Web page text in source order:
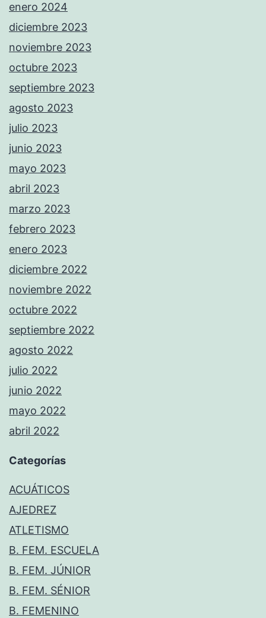
enero 2024
diciembre 2023
noviembre 2023
octubre 2023
septiembre 2023
agosto 2023
julio 2023
junio 2023
mayo 2023
abril 2023
marzo 2023
febrero 2023
enero 2023
diciembre 2022
noviembre 2022
octubre 2022
septiembre 2022
agosto 2022
julio 2022
junio 2022
mayo 2022
abril 2022
Categorías
ACUÁTICOS
AJEDREZ
ATLETISMO
B. FEM. ESCUELA
B. FEM. JÚNIOR
B. FEM. SÉNIOR
B. FEMENINO